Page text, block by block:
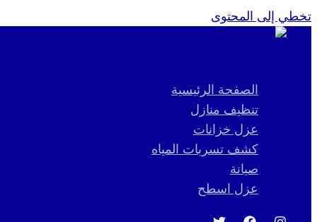
تخطي إلى المحتوى
الصفحة الرئيسية
تنظيف منازل
عزل خزانات
كشف تسربات المياه
صيانة
عزل اسطح